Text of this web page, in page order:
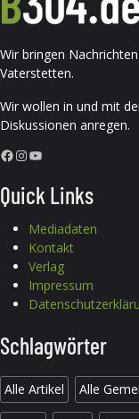
Wir bringen
Vaterstetten.
Wir wollen in und mit
Diskussionen anregen.
Facebook InstagramYouTube
Quick Links
Mediadaten
Kontakt
Verlag
Impressum
Schlagwörter
Alle Artikel Alle